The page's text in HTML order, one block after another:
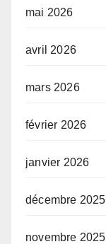
mai 2026
avril 2026
mars 2026
février 2026
janvier 2026
décembre 2025
novembre 2025